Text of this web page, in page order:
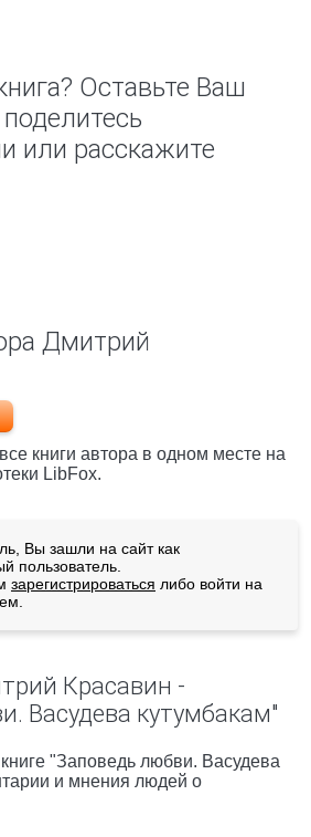
Оставьте Ваш
или расскажите
Дмитрий
книги автора в одном месте на
LibFox.
Вы зашли на сайт как
пользователь.
зарегистрироваться либо войти на
Красавин -
Васудева кутумбакам"
"Заповедь любви. Васудева
и мнения людей о